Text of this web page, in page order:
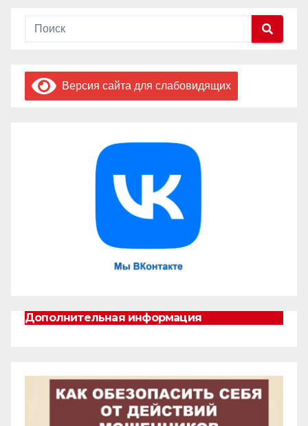
Версия сайта для слабовидящих
Дополнительная информация